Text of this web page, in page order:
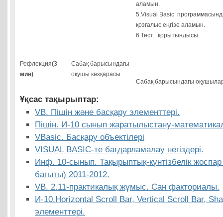
аламын.
5.Visual Basic программасында
қозғалыс еңгізе аламын.
6.Тест қорытындысы
Рефлекция(3
мин)
Сабақ барысындағы
оқушы көзқарасы
Сабақ барысындағы
Ұқсас тақырыптар:
VB. Пішін және басқару элементтері.
Пішін. И-10 сынып жаратылыстану-
VBasic. Басқару объектілері
VISUAL BASIC-те бағдарламалау негіздері.
Инф. 10-сынып. Тақырыптық-күнтізбелік
бағыты) 2011-2012.
VB. 2.11-практикалық жұмыс. Сан факториалы.
И-10.Horizontal Scroll Bar, Vertical Scroll Bar,
элементтері.